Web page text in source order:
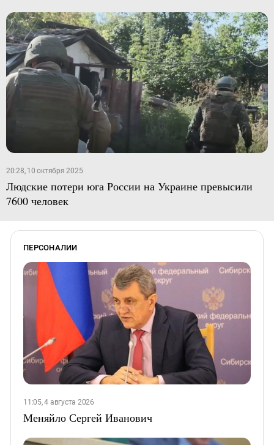
20:28, 10 октября 2025
Людские потери юга России на Украине превысили
7600 человек
ПЕРСОНАЛИИ
11:05, 4 августа 2026
Меняйло Сергей Иванович